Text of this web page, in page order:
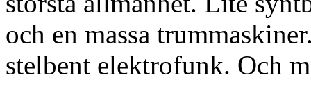
och en massa
stelbent elektrofunk. Och